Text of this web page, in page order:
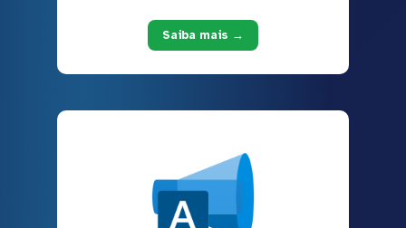
Saiba mais →